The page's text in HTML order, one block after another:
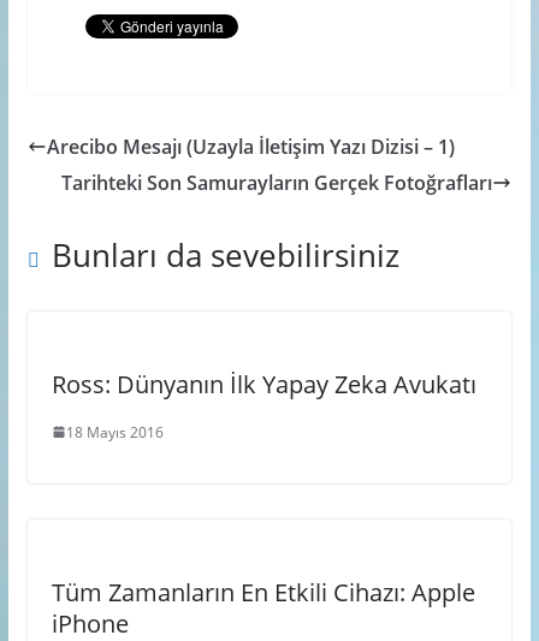
Arecibo Mesajı (Uzayla İletişim Yazı Dizisi – 1)
Tarihteki Son Samurayların Gerçek Fotoğrafları
Bunları da sevebilirsiniz
Ross: Dünyanın İlk Yapay Zeka Avukatı
18 Mayıs 2016
Tüm Zamanların En Etkili Cihazı: Apple
iPhone